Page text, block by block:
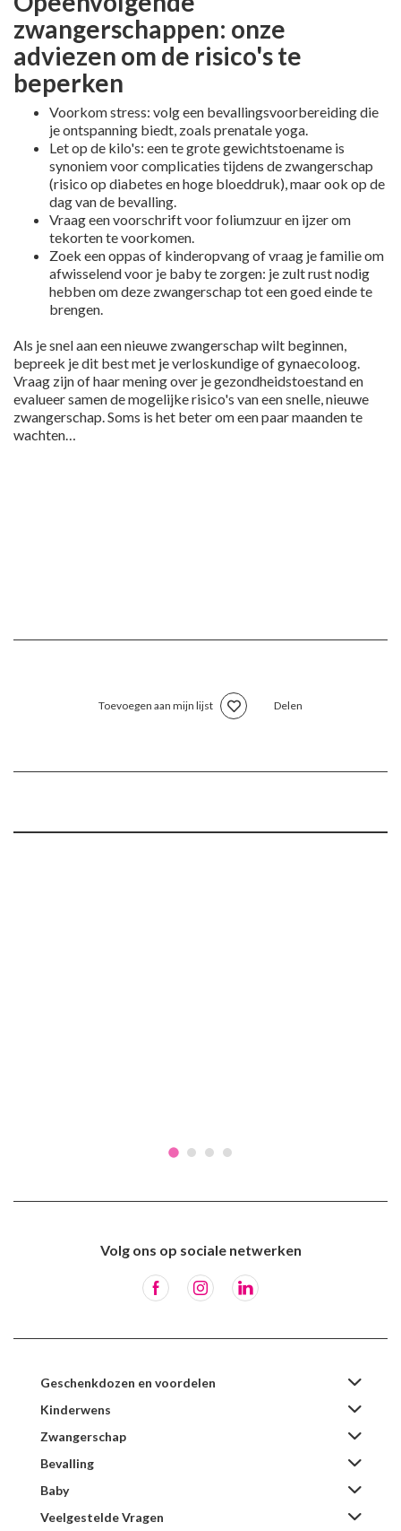
zwangerschappen: onze
adviezen om de risico's te
beperken
Voorkom stress: volg een bevallingsvoorbereiding die
je ontspanning biedt, zoals prenatale yoga.
Let op de kilo's: een te grote gewichtstoename is
synoniem voor complicaties tijdens de zwangerschap
(risico op diabetes en hoge bloeddruk), maar ook op de
dag van de bevalling.
Vraag een voorschrift voor foliumzuur en ijzer om
tekorten te voorkomen.
Zoek een oppas of kinderopvang of vraag je familie om
afwisselend voor je baby te zorgen: je zult rust nodig
hebben om deze zwangerschap tot een goed einde te
brengen.
Als je snel aan een nieuwe zwangerschap wilt beginnen,
bepreek je dit best met je verloskundige of gynaecoloog.
Vraag zijn of haar mening over je gezondheidstoestand en
evalueer samen de mogelijke risico's van een snelle, nieuwe
zwangerschap. Soms is het beter om een paar maanden te
wachten…
Toevoegen aan mijn lijst Delen
Volg ons op sociale netwerken
Geschenkdozen en voordelen
Kinderwens
Zwangerschap
Bevalling
Baby
Veelgestelde Vragen